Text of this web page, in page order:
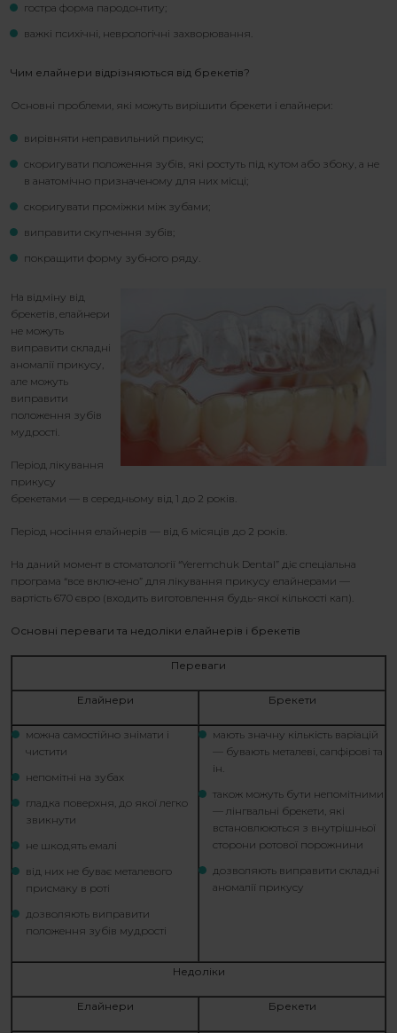
гостра форма пародонтиту;
важкі психічні, неврологічні захворювання.
Чим елайнери відрізняються від брекетів?
Основні проблеми, які можуть вирішити брекети і елайнери:
вирівняти неправильний прикус;
скоригувати положення зубів, які ростуть під кутом або збоку, а не
в анатомічно призначеному для них місці;
скоригувати проміжки між зубами;
виправити скупчення зубів;
покращити форму зубного ряду.
На відміну від
брекетів, елайнери
не можуть
виправити складні
аномалії прикусу,
але можуть
виправити
положення зубів
мудрості.
Період лікування
прикусу
брекетами — в середньому від 1 до 2 років.
Період носіння елайнерів — від 6 місяців до 2 років.
На даний момент в стоматології “Yeremchuk Dental” діє спеціальна
програма “все включено” для лікування прикусу елайнерами —
вартість 670 євро (входить виготовлення будь-якої кількості кап).
Основні переваги та недоліки елайнерів і брекетів
Переваги
Елайнери Брекети
можна самостійно знімати і
чистити
непомітні на зубах
гладка поверхня, до якої легко
звикнути
не шкодять емалі
від них не буває металевого
присмаку в роті
дозволяють виправити
положення зубів мудрості
мають значну кількість варіацій
— бувають металеві, сапфірові та
ін.
також можуть бути непомітними
— лінгвальні брекети, які
встановлюються з внутрішньої
сторони ротової порожнини
дозволяють виправити складні
аномалії прикусу
Недоліки
Елайнери Брекети